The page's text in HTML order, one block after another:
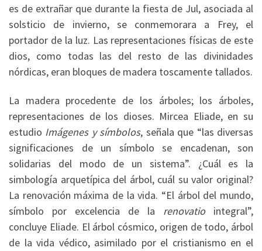
es de extrañar que durante la fiesta de Jul, asociada al
solsticio de invierno, se conmemorara a Frey, el
portador de la luz. Las representaciones físicas de este
dios, como todas las del resto de las divinidades
nórdicas, eran bloques de madera toscamente tallados.
La madera procedente de los árboles; los árboles,
representaciones de los dioses. Mircea Eliade, en su
estudio Imágenes y símbolos, señala que “las diversas
significaciones de un símbolo se encadenan, son
solidarias del modo de un sistema”. ¿Cuál es la
simbología arquetípica del árbol, cuál su valor original?
La renovación máxima de la vida. “El árbol del mundo,
símbolo por excelencia de la renovatiointegral”,
concluye Eliade. El árbol cósmico, origen de todo, árbol
de la vida védico, asimilado por el cristianismo en el